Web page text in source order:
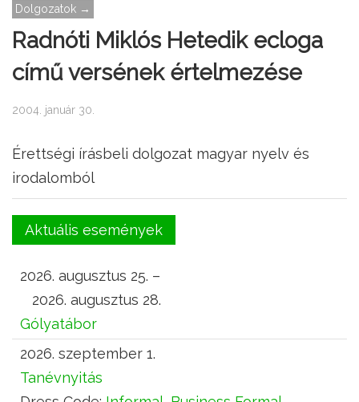
Dolgozatok →
Radnóti Miklós Hetedik ecloga
című versének értelmezése
2004. január 30.
Érettségi írásbeli dolgozat magyar nyelv és
irodalomból
Aktuális események
2026. augusztus 25. –
2026. augusztus 28.
Gólyatábor
2026. szeptember 1.
Tanévnyitás